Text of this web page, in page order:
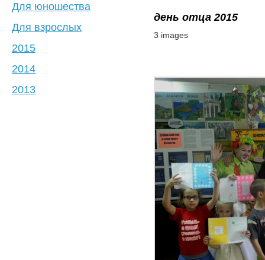
день отца 2015
3 images
Для юношества
Для взрослых
2015
2014
2013